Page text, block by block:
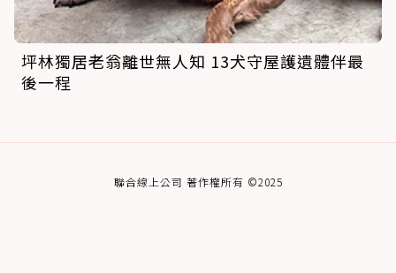
坪林獨居老翁離世無人知 13犬守屋護遺體伴最
後一程
聯合線上公司 著作權所有 ©2025